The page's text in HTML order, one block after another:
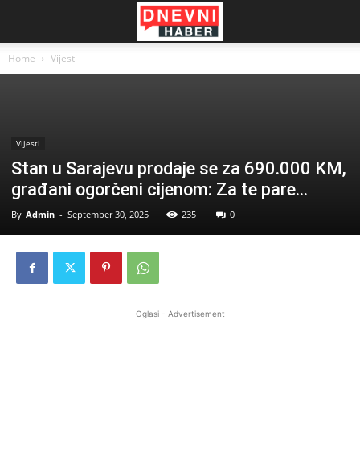
Home Vijesti
Vijesti
Stan u Sarajevu prodaje se za 690.000 KM,
građani ogorčeni cijenom: Za te pare…
By Admin - September 30, 2025 235 0
Oglasi - Advertisement